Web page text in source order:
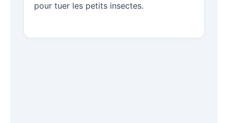
pour tuer les petits insectes.